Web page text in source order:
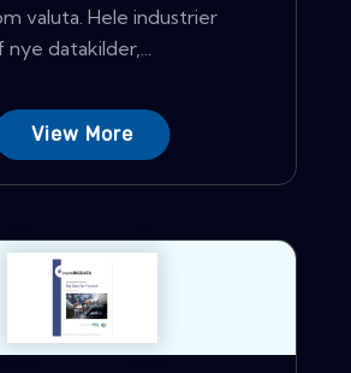
valuta. Hele industrier
datakilder,...
View More